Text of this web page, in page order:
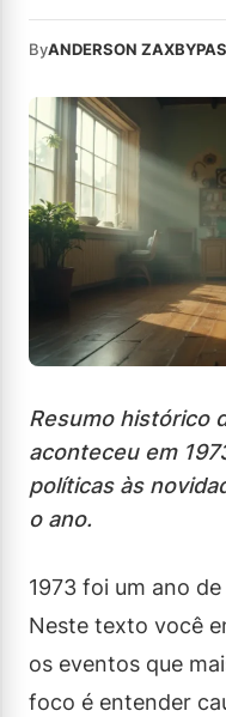
ByANDERSON
Resumo histórico
aconteceu em
políticas às
o ano.
1973 foi um ano
Neste texto você
os eventos que
foco é entender